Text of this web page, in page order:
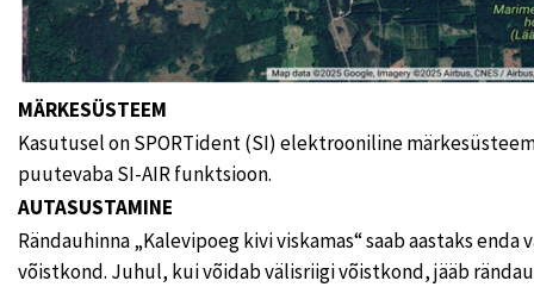
MÄRKESÜSTEEM
Kasutusel on SPORTident (SI) elektrooniline
puutevaba SI-AIR funktsioon.
AUTASUSTAMINE
Rändauhinna „Kalevipoeg kivi viskamas“ saab aastaks enda
võistkond. Juhul, kui võidab välisriigi võistkond, jääb